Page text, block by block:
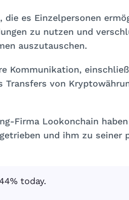
es Einzelpersonen
zu nutzen und
auszutauschen.
Kommunikation,
von
Firma Lookonchain
und ihm zu seiner
today.